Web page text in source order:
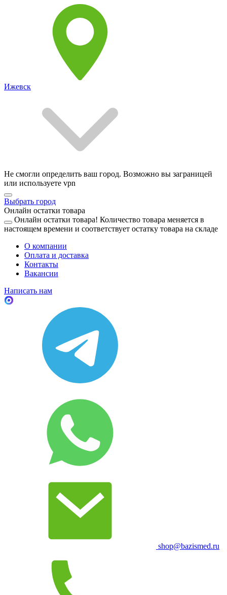
Ижевск
Не смогли определить ваш город. Возможно вы заграницей
или используете vpn
Выбрать город
Онлайн остатки товара
Онлайн остатки товара! Количество товара меняется в
настоящем времени и соответствует остатку товара на складе
О компании
Оплата и доставка
Контакты
Вакансии
Написать нам
shop@bazismed.ru